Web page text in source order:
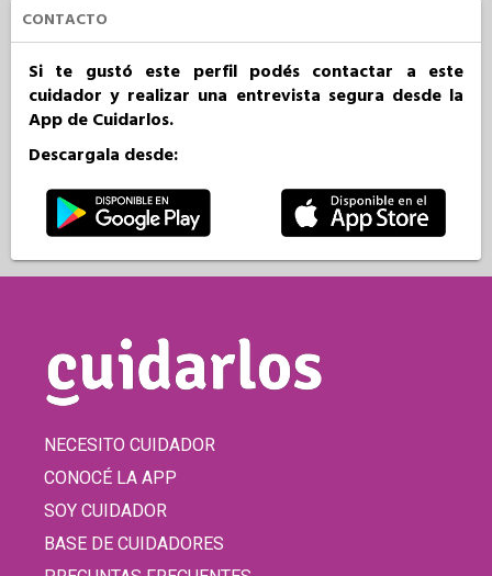
CONTACTO
Si te gustó este perfil podés contactar a este
cuidador y realizar una entrevista segura desde la
App de Cuidarlos.
Descargala desde:
NECESITO CUIDADOR
CONOCÉ LA APP
SOY CUIDADOR
BASE DE CUIDADORES